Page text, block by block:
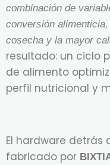
combinación de
conversión
cosecha y la mayor
resultado: un ciclo
de alimento
perfil nutricional y
El hardware detrás
fabricado por